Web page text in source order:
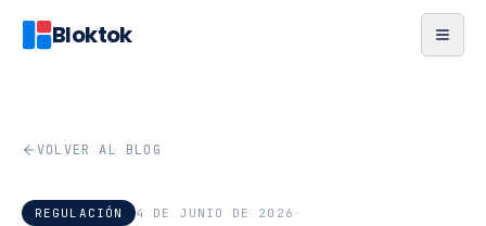
Bloktok
VOLVER AL BLOG
REGULACIÓN 4 DE JUNIO DE 2026 ·